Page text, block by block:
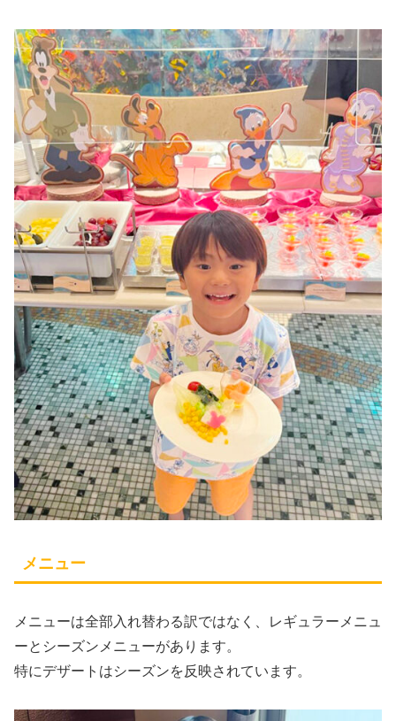
メニュー
メニューは全部入れ替わる訳ではなく、レギュラーメニュ
ーとシーズンメニューがあります。
特にデザートはシーズンを反映されています。